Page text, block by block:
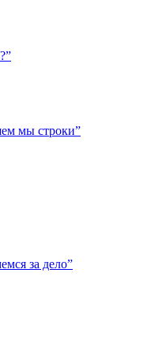
мы строки”
за дело”